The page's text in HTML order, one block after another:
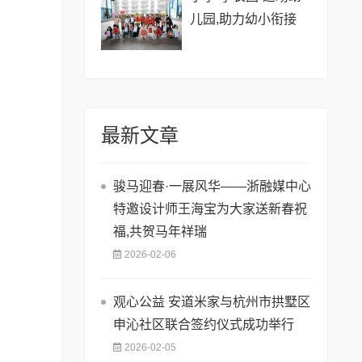
儿园,助力幼小衔接
最新文章
骏马迎春·一展风华——浙融媒中心
特邀设计师王海宝为大家送新春祝
福,共贺马年祥瑞
2026-02-06
观心公益 安道米家与杭州市拱墅区
申沁社区联合签约仪式成功举行
2026-02-05